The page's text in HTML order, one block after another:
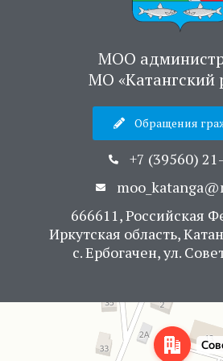
МОО
МО «Катангский
Обращения
+7 (39560)
666611, Российская
Иркутская область,
с. Ербогачен, ул.
Советская улица, 13А — Яндекс Карты